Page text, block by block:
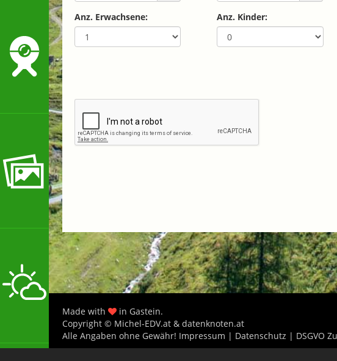
Anz. Erwachsene: Anz. Kinder:
Made with
in Gastein.
Copyright © Michel-EDV.at & datenknoten.at
Alle Angaben ohne Gewähr! Impressum | Datenschutz | DSGVO